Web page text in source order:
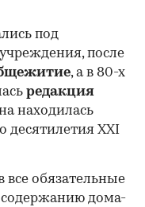
под
после
, а в 80-х
редакция
находилась
десятилетия XXI
все обязательные
содержанию дома-